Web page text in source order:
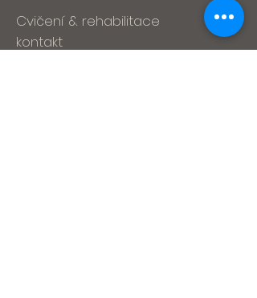
Cvičení & rehabilitace
kontakt